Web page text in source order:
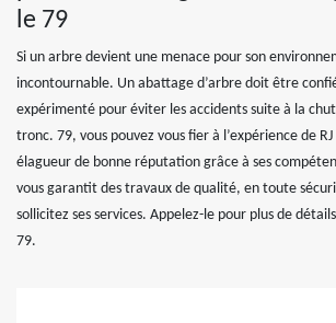
le 79
Si un arbre devient une menace pour son
incontournable. Un abattage d’arbre doit être
expérimenté pour éviter les accidents suite à la
tronc. 79, vous pouvez vous fier à l’expérience de
élagueur de bonne réputation grâce à ses
vous garantit des travaux de qualité, en toute
sollicitez ses services. Appelez-le pour plus de
79.